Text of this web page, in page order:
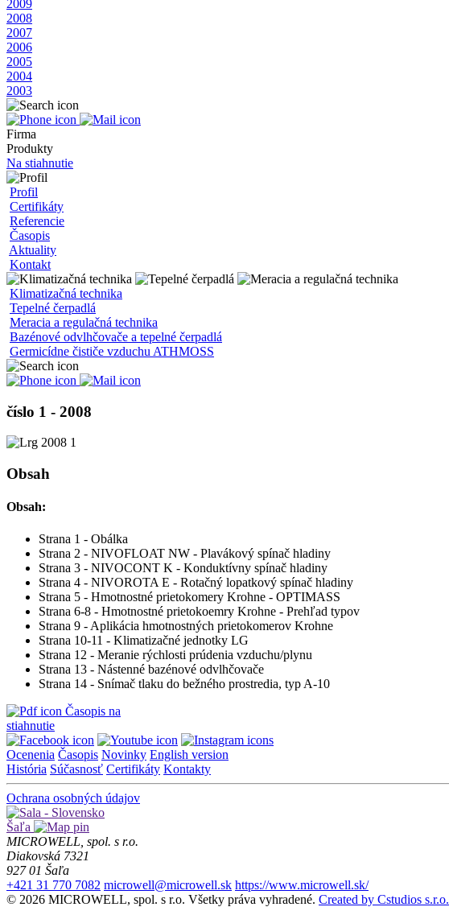
2009
2008
2007
2006
2005
2004
2003
Firma
Produkty
Na stiahnutie
Profil
Certifikáty
Referencie
Časopis
Aktuality
Kontakt
Klimatizačná technika
Tepelné čerpadlá
Meracia a regulačná technika
Bazénové odvlhčovače a tepelné čerpadlá
Germicídne čističe vzduchu ATHMOSS
číslo 1 - 2008
Obsah
Obsah:
Strana 1 - Obálka
Strana 2 - NIVOFLOAT NW - Plavákový spínač hladiny
Strana 3 - NIVOCONT K - Konduktívny spínač hladiny
Strana 4 - NIVOROTA E - Rotačný lopatkový spínač hladiny
Strana 5 - Hmotnostné prietokomery Krohne - OPTIMASS
Strana 6-8 - Hmotnostné prietokoemry Krohne - Prehľad typov
Strana 9 - Aplikácia hmotnostných prietokomerov Krohne
Strana 10-11 - Klimatizačné jednotky LG
Strana 12 - Meranie rýchlosti prúdenia vzduchu/plynu
Strana 13 - Nástenné bazénové odvlhčovače
Strana 14 - Snímač tlaku do bežného prostredia, typ A-10
Časopis na
stiahnutie
Ocenenia Časopis Novinky English version
História Súčasnosť Certifikáty Kontakty
Ochrana osobných údajov
Šaľa
MICROWELL, spol. s r.o.
Diakovská 7321
927 01 Šaľa
+421 31 770 7082 microwell@microwell.sk https://www.microwell.sk/
© 2026 MICROWELL, spol. s r.o. Všetky práva vyhradené. Created by Cstudios s.r.o.